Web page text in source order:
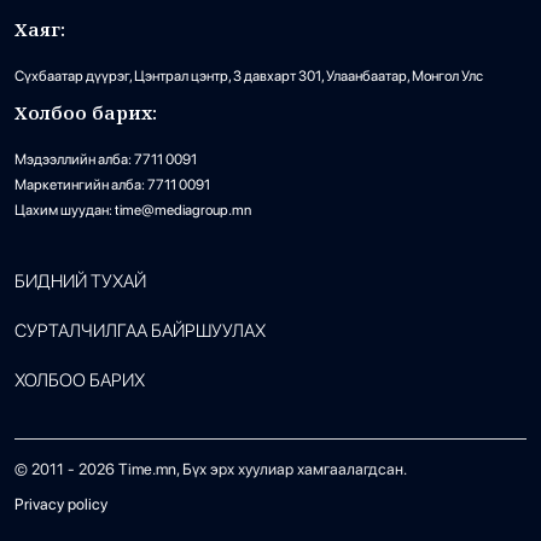
Хаяг:
Сүхбаатар дүүрэг, Цэнтрал цэнтр, 3 давхарт 301, Улаанбаатар, Монгол Улс
Холбоо барих:
Мэдээллийн алба: 7711 0091
Маркетингийн алба: 7711 0091
Цахим шуудан: time@mediagroup.mn
БИДНИЙ ТУХАЙ
СУРТАЛЧИЛГАА БАЙРШУУЛАХ
ХОЛБОО БАРИХ
© 2011 - 2026 Time.mn, Бүх эрх хуулиар хамгаалагдсан.
Privacy policy